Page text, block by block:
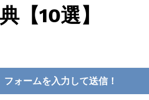
【10選】